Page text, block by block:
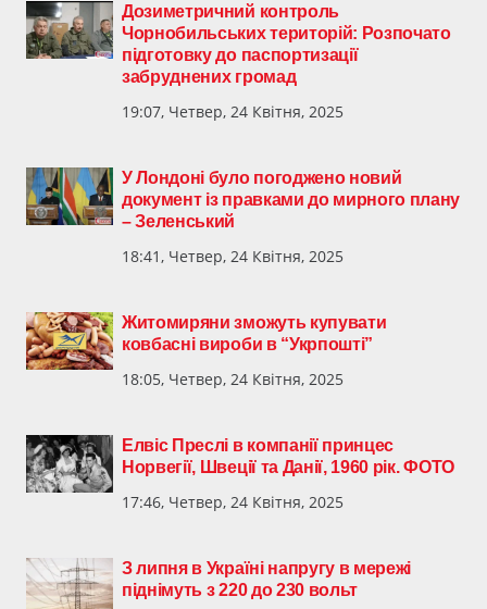
Дозиметричний контроль
Чорнобильських територій: Розпочато
підготовку до паспортизації
забруднених громад
19:07, Четвер, 24 Квітня, 2025
У Лондоні було погоджено новий
документ із правками до мирного плану
– Зеленський
18:41, Четвер, 24 Квітня, 2025
Житомиряни зможуть купувати
ковбасні вироби в “Укрпошті”
18:05, Четвер, 24 Квітня, 2025
Елвіс Преслі в компанії принцес
Норвегії, Швеції та Данії, 1960 рік. ФОТО
17:46, Четвер, 24 Квітня, 2025
З липня в Україні напругу в мережі
піднімуть з 220 до 230 вольт